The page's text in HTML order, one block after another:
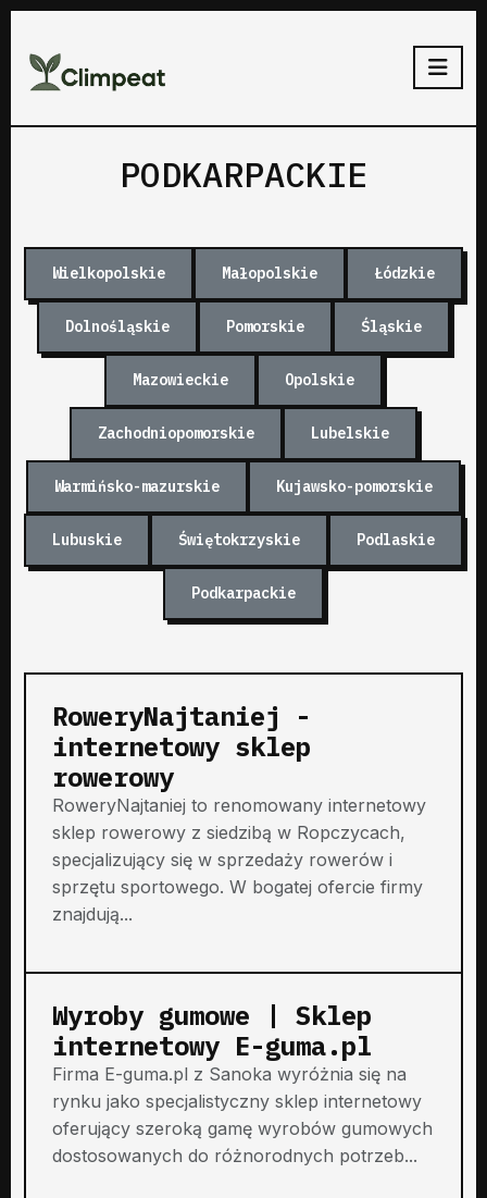
PODKARPACKIE
Wielkopolskie Małopolskie Łódzkie
Dolnośląskie Pomorskie Śląskie
Mazowieckie Opolskie
Zachodniopomorskie Lubelskie
Warmińsko-mazurskie Kujawsko-pomorskie
Lubuskie Świętokrzyskie Podlaskie
Podkarpackie
RoweryNajtaniej -
internetowy sklep
rowerowy
RoweryNajtaniej to renomowany internetowy
sklep rowerowy z siedzibą w Ropczycach,
specjalizujący się w sprzedaży rowerów i
sprzętu sportowego. W bogatej ofercie firmy
znajdują...
Wyroby gumowe | Sklep
internetowy E-guma.pl
Firma E-guma.pl z Sanoka wyróżnia się na
rynku jako specjalistyczny sklep internetowy
oferujący szeroką gamę wyrobów gumowych
dostosowanych do różnorodnych potrzeb...